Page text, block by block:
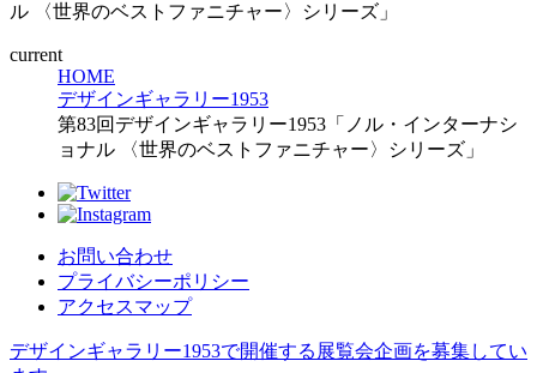
current
HOME
デザインギャラリー1953
第83回デザインギャラリー1953「ノル・インターナシ
ョナル 〈世界のベストファニチャー〉シリーズ」
お問い合わせ
プライバシーポリシー
アクセスマップ
デザインギャラリー1953で開催する展覧会企画を募集してい